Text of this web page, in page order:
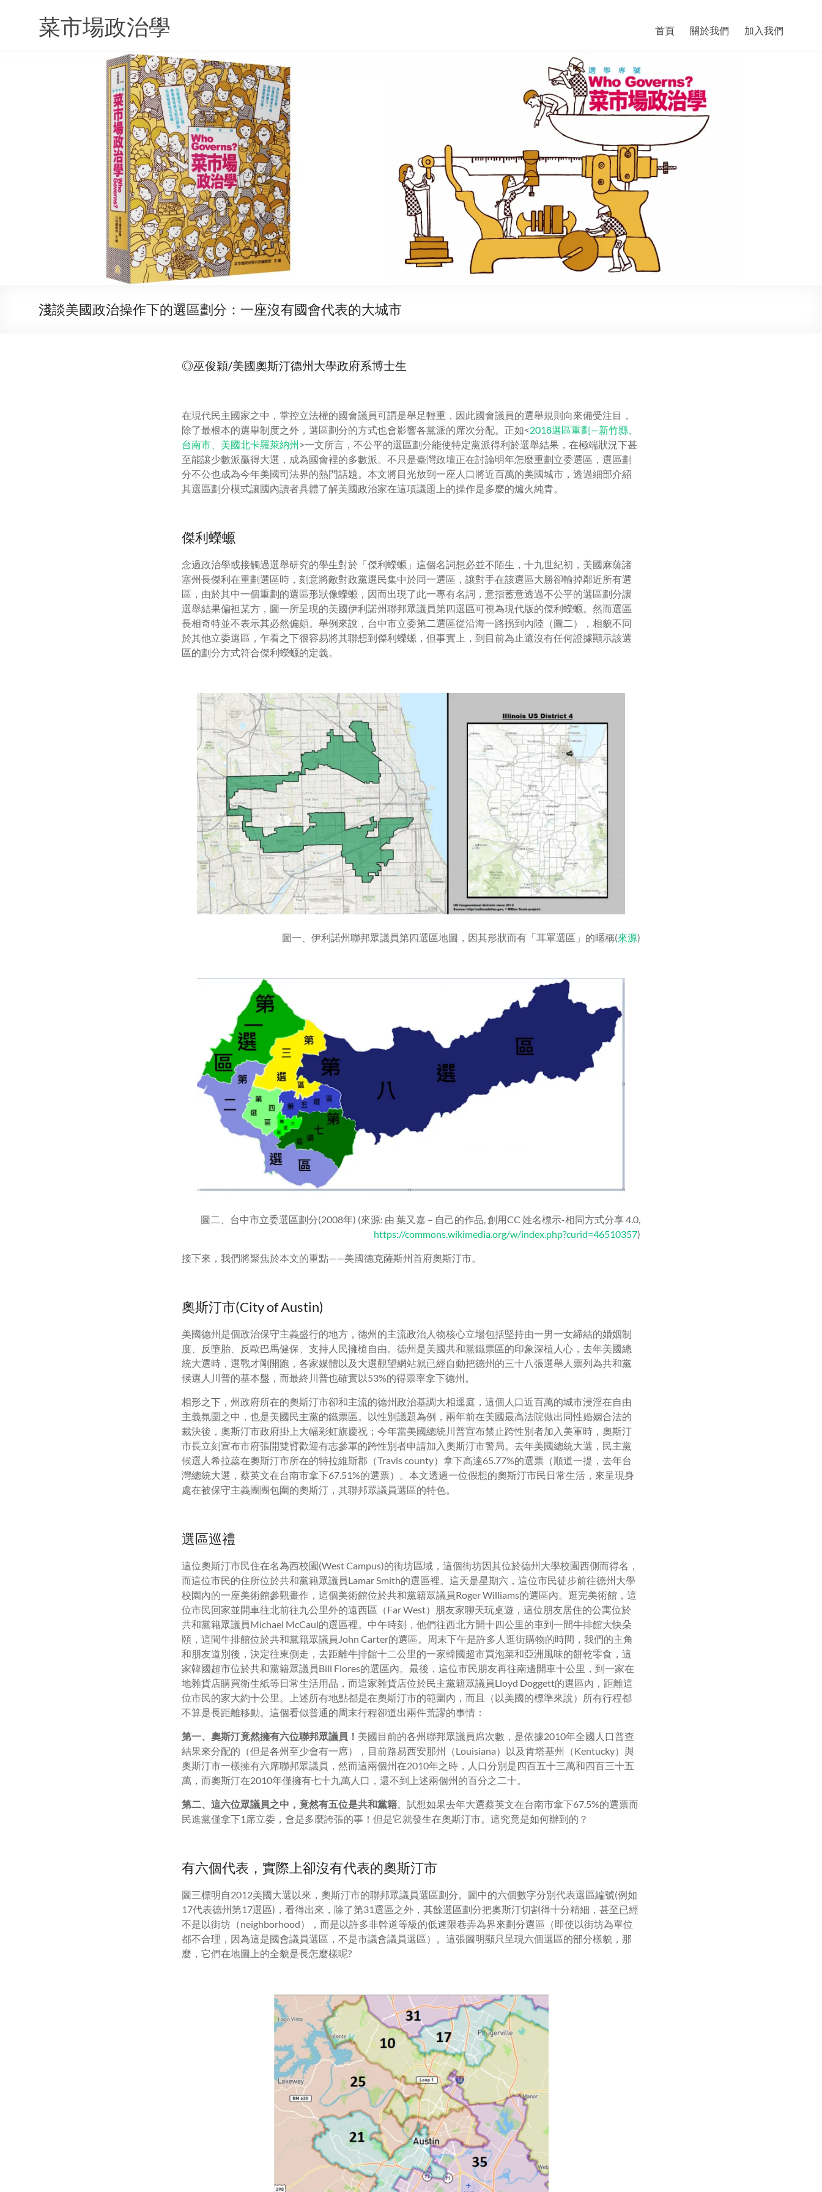
菜市場政治學 首頁 關於我們 加入我們
淺談美國政治操作下的選區劃分：一座沒有國會代表的大城市
◎巫俊穎/美國奧斯汀德州大學政府系博士生
在現代民主國家之中，掌控立法權的國會議員可謂是舉足輕重，因此國會議員的選舉規則向來備受注目，
除了最根本的選舉制度之外，選區劃分的方式也會影響各黨派的席次分配。正如<2018選區重劃—新竹縣、
台南市、美國北卡羅萊納州 >一文所言，不公平的選區劃分能使特定黨派得利於選舉結果，在極端狀況下甚
至能讓少數派贏得大選，成為國會裡的多數派。不只是臺灣政壇正在討論明年怎麼重劃立委選區，選區劃
分不公也成為今年美國司法界的熱門話題。本文將目光放到一座人口將近百萬的美國城市，透過細部介紹
其選區劃分模式讓國內讀者具體了解美國政治家在這項議題上的操作是多麼的爐火純青。
傑利蠑螈
念過政治學或接觸過選舉研究的學生對於 「傑利蠑螈」這個名詞想必並不陌生， 十九世紀初，美國麻薩諸
塞州長傑利在重劃選區時，刻意將敵對政黨選民集中於同一選區，讓對手在該選區大勝卻輸掉鄰近所有選
區，由於其中一個重劃的選區形狀像蠑螈，因而出現了此一專有名詞，意指蓄意透過不公平的選區劃分讓
選舉結果偏袒某方，圖一所呈現的美國伊利諾州聯邦眾議員第四選區可視為現代版的傑利蠑螈。 然而選區
長相奇特並不表示其必然偏頗。舉例來說，台中市立委第二選區從沿海一路拐到內陸（圖二），相貌不同
於其他立委選區，乍看之下很容易將其聯想到傑利蠑螈，但事實上，到目前為止還沒有任何證據顯示該選
區的劃分方式符合傑利蠑螈的定義。
圖一、伊利諾州聯邦眾議員第四選區地圖，因其形狀而有「耳罩選區」的暱稱(來源)
圖二、台中市立委選區劃分(2008年) (來源: 由 葉又嘉 – 自己的作品, 創用CC 姓名標示-相同方式分享 4.0,
https://commons.wikimedia.org/w/index.php?curid=46510357)
接下來，我們將聚焦於本文的重點——美國德克薩斯州首府奧斯汀市。
奧斯汀市(City of Austin)
美國德州是個政治保守主義盛行的地方，德州的主流政治人物核心立場包括堅持由一男一女締結的婚姻制
度、反墮胎、反歐巴馬健保、支持人民擁槍自由。德州是美國共和黨鐵票區的印象深植人心，去年美國總
統大選時，選戰才剛開跑，各家媒體以及大選觀望網站就已經自動把德州的三十八張選舉人票列為共和黨
候選人川普的基本盤，而最終川普也確實以53%的得票率拿下德州。
相形之下，州政府所在的奧斯汀市卻和主流的德州政治基調大相逕庭，這個人口近百萬的城市浸淫在自由
主義氛圍之中，也是美國民主黨的鐵票區。以性別議題為例，兩年前在美國最高法院做出同性婚姻合法的
裁決後，奧斯汀市政府掛上大幅彩虹旗慶祝；今年當美國總統川普宣布禁止跨性別者加入美軍時，奧斯汀
市長立刻宣布市府張開雙臂歡迎有志參軍的跨性別者申請加入奧斯汀市警局。去年美國總統大選，民主黨
候選人希拉蕊在奧斯汀市所在的特拉維斯郡（Travis county）拿下高達65.77%的選票（順道一提，去年台
灣總統大選，蔡英文在台南市拿下67.51%的選票）。本文透過一位假想的奧斯汀市民日常生活，來呈現身
處在被保守主義團團包圍的奧斯汀，其聯邦眾議員選區的特色。
選區巡禮
這位奧斯汀市民住在名為西校園(West Campus)的街坊區域，這個街坊因其位於德州大學校園西側而得名，
而這位市民的住所位於共和黨籍眾議員Lamar Smith的選區裡。這天是星期六，這位市民徒步前往德州大學
校園內的一座美術館參觀畫作，這個美術館位於共和黨籍眾議員Roger Williams的選區內。逛完美術館，這
位市民回家並開車往北前往九公里外的遠西區（Far West）朋友家聊天玩桌遊，這位朋友居住的公寓位於
共和黨籍眾議員Michael McCaul的選區裡。中午時刻，他們往西北方開十四公里的車到一間牛排館大快朵
頤，這間牛排館位於共和黨籍眾議員John Carter的選區。周末下午是許多人逛街購物的時間，我們的主角
和朋友道別後，決定往東側走，去距離牛排館十二公里的一家韓國超市買泡菜和亞洲風味的餅乾零食，這
家韓國超市位於共和黨籍眾議員Bill Flores的選區內。最後，這位市民朋友再往南邊開車十公里，到一家在
地雜貨店購買衛生紙等日常生活用品，而這家雜貨店位於民主黨籍眾議員Lloyd Doggett的選區內，距離這
位市民的家大約十公里。上述所有地點都是在奧斯汀市的範圍內，而且（以美國的標準來說）所有行程都
不算是長距離移動。這個看似普通的周末行程卻道出兩件荒謬的事情：
第一、奧斯汀竟然擁有六位聯邦眾議員！ 美國目前的各州聯邦眾議員席次數，是依據2010年全國人口普查
結果來分配的（但是各州至少會有一席），目前路易西安那州（Louisiana）以及肯塔基州（Kentucky）與
奧斯汀市一樣擁有六席聯邦眾議員，然而這兩個州在2010年之時，人口分別是四百五十三萬和四百三十五
萬，而奧斯汀在2010年僅擁有七十九萬人口，還不到上述兩個州的百分之二十。
第二、這六位眾議員之中，竟然有五位是共和黨籍 。試想如果去年大選蔡英文在台南市拿下67.5%的選票而
民進黨僅拿下1席立委，會是多麼誇張的事！但是它就發生在奧斯汀市。這究竟是如何辦到的？
有六個代表，實際上卻沒有代表的奧斯汀市
圖三標明自2012美國大選以來，奧斯汀市的聯邦眾議員選區劃分。圖中的六個數字分別代表選區編號(例如
17代表德州第17選區)，看得出來，除了第31選區之外，其餘選區劃分把奧斯汀切割得十分精細，甚至已經
不是以街坊（neighborhood），而是以許多非幹道等級的低速限巷弄為界來劃分選區（即使以街坊為單位
都不合理，因為這是國會議員選區，不是市議會議員選區）。這張圖明顯只呈現六個選區的部分樣貌，那
麼，它們在地圖上的全貌是長怎麼樣呢?